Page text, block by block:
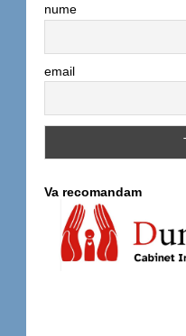
nume
email
Va recomandam